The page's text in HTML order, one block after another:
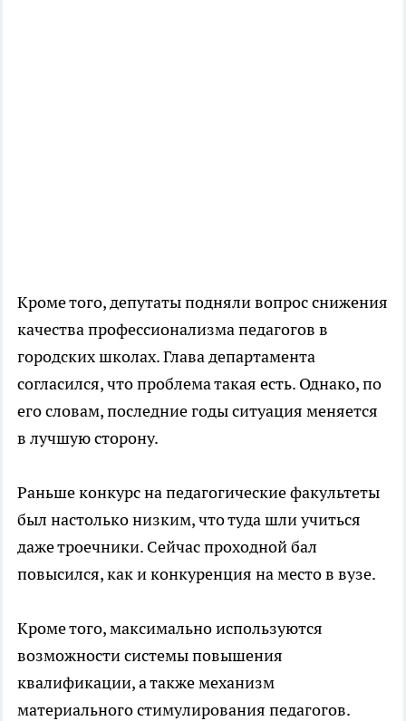
Кроме того, депутаты подняли вопрос снижения
качества профессионализма педагогов в
городских школах. Глава департамента
согласился, что проблема такая есть. Однако, по
его словам, последние годы ситуация меняется
в лучшую сторону.
Раньше конкурс на педагогические факультеты
был настолько низким, что туда шли учиться
даже троечники. Сейчас проходной бал
повысился, как и конкуренция на место в вузе.
Кроме того, максимально используются
возможности системы повышения
квалификации, а также механизм
материального стимулирования педагогов.